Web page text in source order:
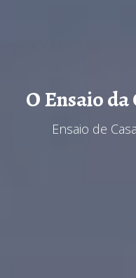
O Ensaio
Ensaio de